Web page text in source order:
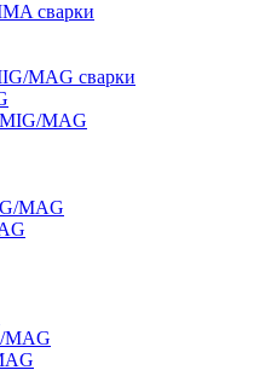
сварки
MAG сварки
MAG
MAG
MAG